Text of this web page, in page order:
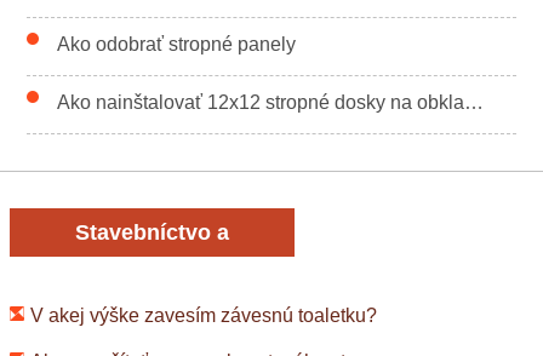
Ako odobrať stropné panely
Ako nainštalovať 12x12 stropné dosky na obklad pásky
Stavebníctvo a
V akej výške zavesím závesnú toaletku?